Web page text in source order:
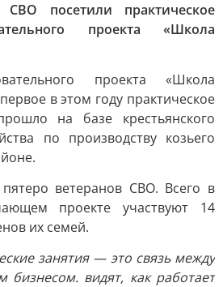
СВО посетили практическое
проекта «Школа
проекта «Школа
в этом году практическое
на базе крестьянского
по производству козьего
ветеранов СВО. Всего в
проекте участвуют 14
их семей.
занятия — это связь между
бизнесом. видят, как работает